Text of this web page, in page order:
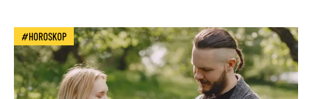
HOROSKOP